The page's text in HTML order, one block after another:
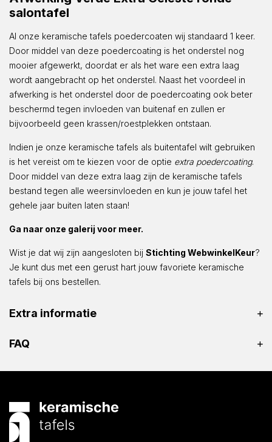
salontafel
Al onze keramische tafels poedercoaten wij standaard 1 keer.
Door middel van deze poedercoating is het onderstel nog
mooier afgewerkt, doordat er als het ware een extra laag
wordt aangebracht op het onderstel. Naast het voordeel in
afwerking is het onderstel door de poedercoating ook beter
beschermd tegen invloeden van buitenaf en zullen er
bijvoorbeeld geen krassen/roestplekken ontstaan.
Indien je onze keramische tafels als buitentafel wilt gebruiken
is het vereist om te kiezen voor de optie extra poedercoating.
Door middel van deze extra laag zijn de keramische tafels
bestand tegen alle weersinvloeden en kun je jouw tafel het
gehele jaar buiten laten staan!
Ga naar onze galerij voor meer.
Wist je dat wij zijn aangesloten bij Stichting WebwinkelKeur?
Je kunt dus met een gerust hart jouw favoriete keramische
tafels bij ons bestellen.
Extra informatie
FAQ